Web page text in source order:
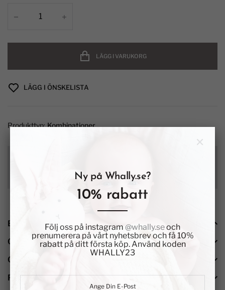
LÄGG I VARUKORG
LÄGG I ÖNSKELISTA
Produkttyp: Kombinationer
Skickas direkt från vårt lager vid skånska kusten
BESKRIVNING
OMDÖMEN()
OM WHALLY
PRODUKTSÄKERHET
Ny på Whally.se?
10% rabatt
Följ oss på instagram @whally.seoch
prenumerera på vårt nyhetsbrev och få 10%
rabatt på ditt första köp. Använd koden
WHALLY23